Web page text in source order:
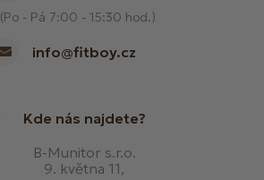
(Po - Pá 7:00 - 15:30 hod.)
info@fitboy.cz
Kde nás najdete?
B-Munitor s.r.o.
9. května 11,